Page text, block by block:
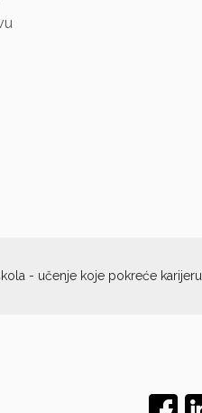
- učenje koje pokreće karijeru.